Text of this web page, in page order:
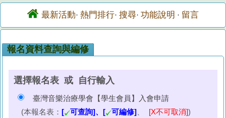
最新活動· 熱門排行· 搜尋· 功能說明 · 留言
報名資料查詢與編修
選擇報名表 或 自行輸入
臺灣音樂治療學會【學生會員】入會申請
(本報名表： [ 可查詢]、[ 可編修] [X不可取消])